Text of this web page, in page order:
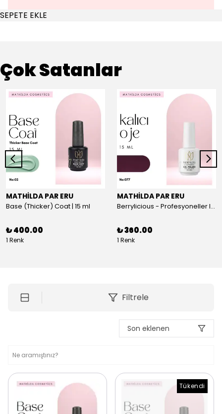
SEPETE EKLE
Çok Satanlar
MATHİLDA PAR ERU
Base (Thicker) Coat | 15 ml
₺ 400.00
1 Renk
MATHİLDA PAR ERU
Berrylicious - Profesyoneller Için Yüksek Pigmentasyonlu UV/LED Oje 15ml
₺ 360.00
1 Renk
Filtrele
Son eklenen
Tükendi